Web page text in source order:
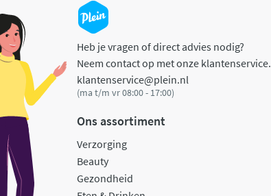
Heb je vragen of direct advies nodig?
Neem contact op met onze klantenservice.
klantenservice@plein.nl
(ma t/m vr 08:00 - 17:00)
Ons assortiment
Verzorging
Beauty
Gezondheid